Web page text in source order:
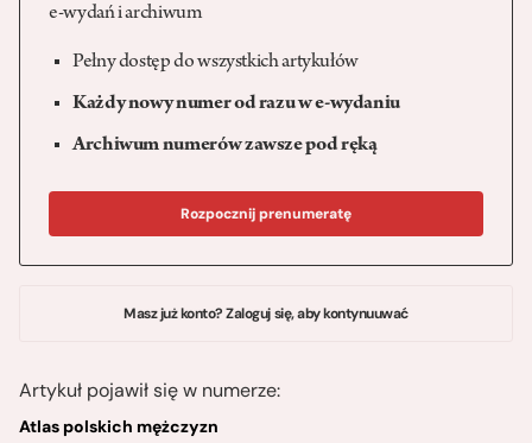
e-wydań i archiwum
Pełny dostęp do wszystkich artykułów
Każdy nowy numer od razu w e-wydaniu
Archiwum numerów zawsze pod ręką
Rozpocznij prenumeratę
Masz już konto? Zaloguj się, aby kontynuuwać
Artykuł pojawił się w numerze:
Atlas polskich mężczyzn